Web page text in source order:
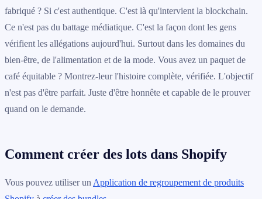
fabriqué ? Si c'est authentique. C'est là qu'intervient la blockchain.
Ce n'est pas du battage médiatique. C'est la façon dont les gens
vérifient les allégations aujourd'hui. Surtout dans les domaines du
bien-être, de l'alimentation et de la mode. Vous avez un paquet de
café équitable ? Montrez-leur l'histoire complète, vérifiée. L'objectif
n'est pas d'être parfait. Juste d'être honnête et capable de le prouver
quand on le demande.
Comment créer des lots dans Shopify
Vous pouvez utiliser un Application de regroupement de produits